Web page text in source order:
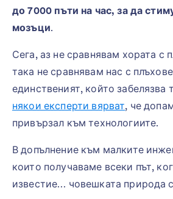
до 7000 пъти на час, за да
мозъци.
Сега, аз не сравнявам хората с
така не сравнявам нас с
единственият, който забелязва
някои експерти вярват, че
привързал към технологиите.
В допълнение към малките
които получаваме всеки път,
известие… човешката природа